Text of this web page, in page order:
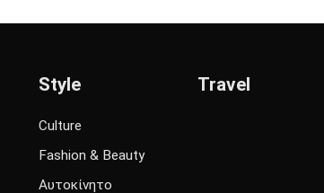
Style
Culture
Fashion & Beauty
Αυτοκίνητο
Travel